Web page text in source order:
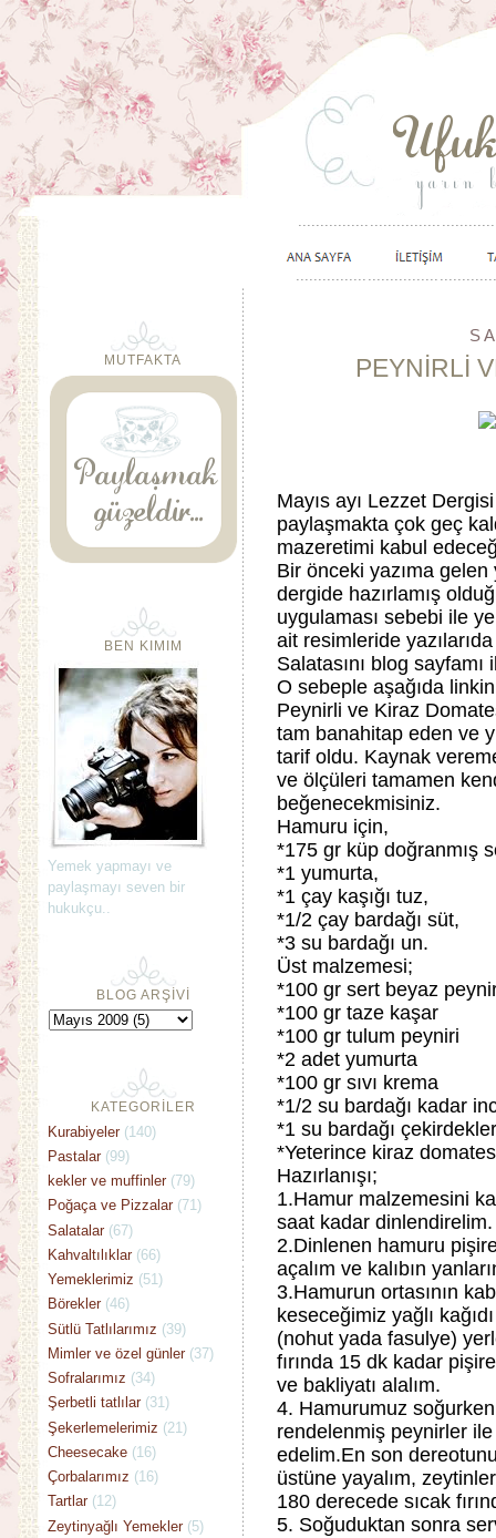
PEYNİRLİ
Mayıs ayı Lezzet
paylaşmakta çok geç
mazeretimi kabul
Bir önceki yazıma gelen
dergide hazırlamış
uygulaması sebebi ile
ait resimleride
Salatasını blog sayfamı
O sebeple aşağıda
Peynirli ve Kiraz
tam banahitap eden ve
tarif oldu. Kaynak
ve ölçüleri tamamen
beğenecekmisiniz.
Hamuru için,
*175 gr küp doğranmış
*1 yumurta,
*1 çay kaşığı tuz,
*1/2 çay bardağı süt,
*3 su bardağı un.
Üst malzemesi;
*100 gr sert beyaz
*100 gr taze kaşar
*100 gr tulum peyniri
*2 adet yumurta
*100 gr sıvı krema
*1/2 su bardağı kadar
*1 su bardağı
*Yeterince kiraz domates
Hazırlanışı;
1.Hamur malzemesini
saat kadar dinlendirelim.
2.Dinlenen hamuru
açalım ve kalıbın
3.Hamurun ortasının
keseceğimiz yağlı
(nohut yada fasulye)
fırında 15 dk kadar
ve bakliyatı alalım.
4. Hamurumuz
rendelenmiş peynirler ile
edelim.En son
üstüne yayalım,
180 derecede sıcak
5. Soğuduktan sonra
MUTFAKTA
BEN KIMIM
Yemek yapmayı ve
paylaşmayı seven bir
hukukçu..
BLOG ARŞİVİ
KATEGORİLER
Kurabiyeler (140)
Pastalar (99)
kekler ve muffinler (79)
Poğaça ve Pizzalar (71)
Salatalar (67)
Kahvaltılıklar (66)
Yemeklerimiz (51)
Börekler (46)
Sütlü Tatlılarımız (39)
Mimler ve özel günler (37)
Sofralarımız (34)
Şerbetli tatlılar (31)
Şekerlemelerimiz (21)
Cheesecake (16)
Çorbalarımız (16)
Tartlar (12)
Zeytinyağlı Yemekler (5)